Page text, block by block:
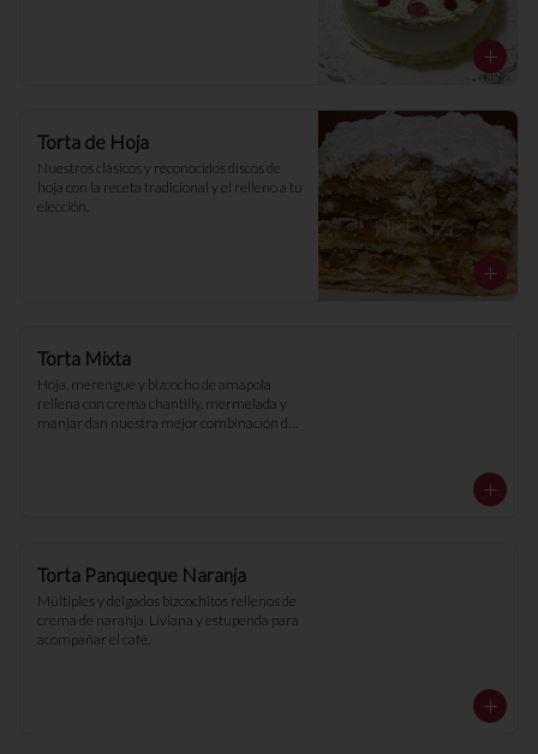
Torta de Hoja
Nuestros clásicos y reconocidos discos de
hoja con la receta tradicional y el relleno a tu
elección.
Torta Mixta
Hoja, merengue y bizcocho de amapola
rellena con crema chantilly, mermelada y
manjar dan nuestra mejor combinación de
Torta Panqueque Naranja
Múltiples y delgados bizcochitos rellenos de
crema de naranja. Liviana y estupenda para
acompañar el café.